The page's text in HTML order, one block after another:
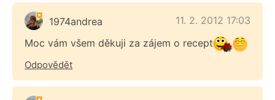
1974andrea
11. 2. 2012 17:03
Moc vám všem děkuji za zájem o recept
Odpovědět